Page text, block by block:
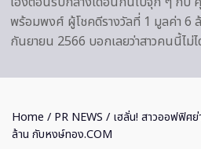
พร้อมพงศ์ ผู้โชคดีรางวัลที่ 1 มูลค่า 6
กันยายน 2566 บอกเลยว่าสาวคนนี้ไม่
Home / PR NEWS / เฮลั่น! สาวออฟฟิศ
ล้าน กับหงษ์ทอง.COM